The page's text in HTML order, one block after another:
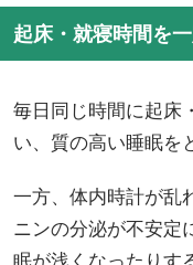
起床・就寝時間を
毎日同じ時間に起床
い、質の高い睡眠を
一方、体内時計が乱
ニンの分泌が不安定